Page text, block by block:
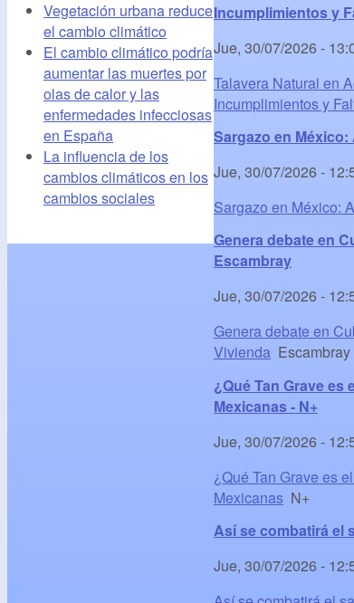
Incumplimientos y
Jue, 30/07/2026 -
Talavera Natural en
Incumplimientos y
Sargazo en
Jue, 30/07/2026 -
Sargazo en México:
Genera debate en
Escambray
Jue, 30/07/2026 -
Genera debate en
Vivienda Escambray
¿Qué Tan Grave es
Mexicanas - N+
Jue, 30/07/2026 -
¿Qué Tan Grave es
Mexicanas N+
Así se combatirá el
Jue, 30/07/2026 -
Vegetación urbana reduce
el cambio climático
El cambio climático podría
aumentar las muertes por
olas de calor y las
enfermedades infecciosas
en España
La influencia de los
cambios climáticos en los
cambios sociales